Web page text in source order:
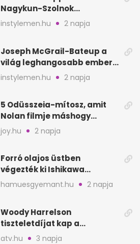
Nagykun-Szolnok
megyében: 6 kihagyhatatlan
hely
instylemen.hu 2 napja
Joseph McGrail-Bateup a
világ leghangosabb embere
lett Ausztráliából
instylemen.hu 2 napja
5 Odüsszeia-mítosz, amit
Nolan filmje máshogy
mutat, mint Homérosz
joy.hu 2 napja
Forró olajos üstben
végezték ki Ishikawa
Goemont, Japán Robin
Hoodját
hamuesgyemant.hu 2 napja
Woody Harrelson
tiszteletdíjat kap a
Szarajevói Filmfesztiválon
atv.hu 3 napja